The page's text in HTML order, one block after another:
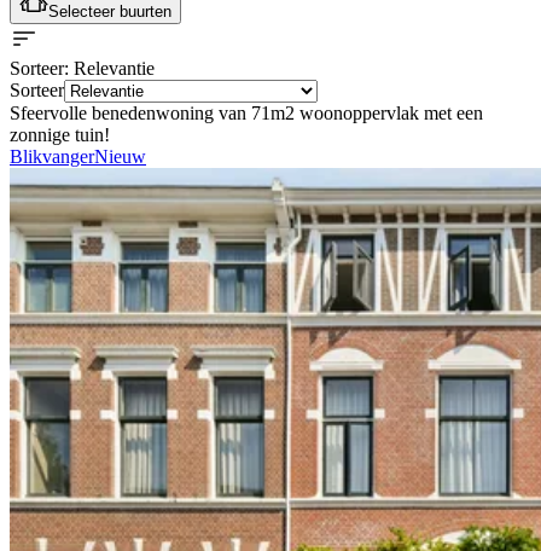
Selecteer buurten
Sorteer: Relevantie
Sorteer
Sfeervolle benedenwoning van 71m2 woonoppervlak met een
zonnige tuin!
BlikvangerNieuw